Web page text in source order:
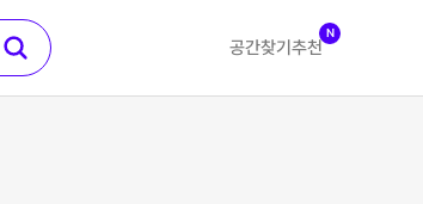
공간찾기 추천
N